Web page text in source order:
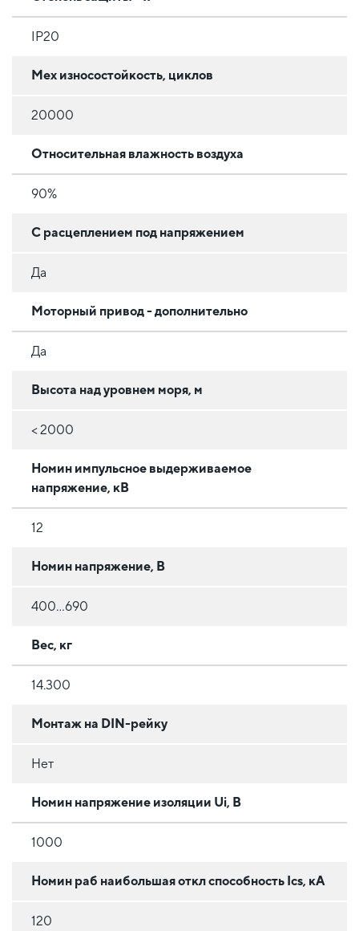
IP20
Мех износостойкость, циклов
20000
Относительная влажность воздуха
90%
С расцеплением под напряжением
Да
Моторный привод - дополнительно
Да
Высота над уровнем моря, м
< 2000
Номин импульсное выдерживаемое
напряжение, кВ
12
Номин напряжение, В
400...690
Вес, кг
14.300
Монтаж на DIN-рейку
Нет
Номин напряжение изоляции Ui, В
1000
Номин раб наибольшая откл способность Ics, кА
120